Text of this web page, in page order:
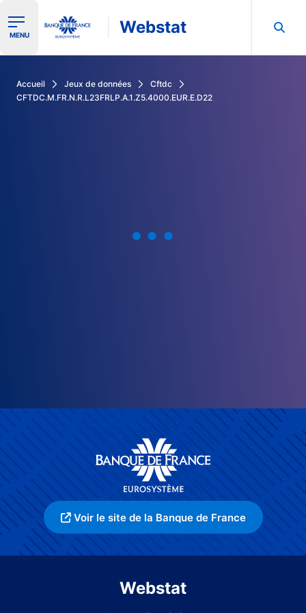
Ouvrir le menu de navigation
MENU Webstat
Accueil Jeux de données
Cftdc
CFTDC.M.FR.N.R.L23FRLP.A.1.Z5.4000.EUR.E.D22
Voir le site de la Banque de France
Webstat